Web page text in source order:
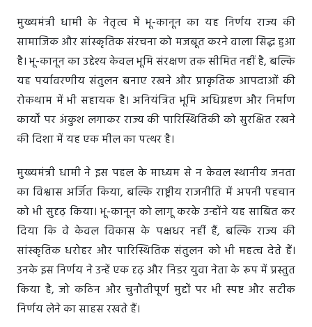
मुख्यमंत्री धामी के नेतृत्व में भू-कानून का यह निर्णय राज्य की
सामाजिक और सांस्कृतिक संरचना को मजबूत करने वाला सिद्ध हुआ
है। भू-कानून का उद्देश्य केवल भूमि संरक्षण तक सीमित नहीं है, बल्कि
यह पर्यावरणीय संतुलन बनाए रखने और प्राकृतिक आपदाओं की
रोकथाम में भी सहायक है। अनियंत्रित भूमि अधिग्रहण और निर्माण
कार्यों पर अंकुश लगाकर राज्य की पारिस्थितिकी को सुरक्षित रखने
की दिशा में यह एक मील का पत्थर है।
मुख्यमंत्री धामी ने इस पहल के माध्यम से न केवल स्थानीय जनता
का विश्वास अर्जित किया, बल्कि राष्ट्रीय राजनीति में अपनी पहचान
को भी सुदृढ़ किया। भू-कानून को लागू करके उन्होंने यह साबित कर
दिया कि वे केवल विकास के पक्षधर नहीं हैं, बल्कि राज्य की
सांस्कृतिक धरोहर और पारिस्थितिक संतुलन को भी महत्व देते हैं।
उनके इस निर्णय ने उन्हें एक दृढ़ और निडर युवा नेता के रूप में प्रस्तुत
किया है, जो कठिन और चुनौतीपूर्ण मुद्दों पर भी स्पष्ट और सटीक
निर्णय लेने का साहस रखते हैं।